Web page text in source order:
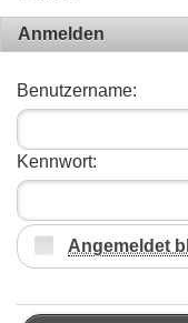
Anmelden
Benutzername:
Kennwort:
Angemeldet